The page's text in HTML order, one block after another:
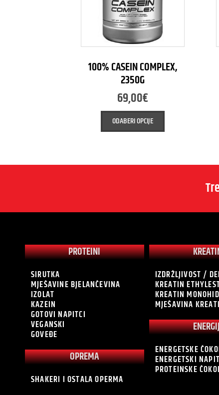
100% CASEIN COMPLEX,
2350G
69,00€
ODABERI OPCIJE
PROTEINI
SIRUTKA
MJEŠAVINE BJELANČEVINA
IZOLAT
KAZEIN
GOTOVI NAPITCI
VEGANSKI
GOVEĐE
OPREMA
SHAKERI I OSTALA OPERMA
IZDRŽLJIVOST /
KREATIN
KREATIN
MJEŠAVINA
ENERGETSKE
ENERGETSKI
PROTEINSKE